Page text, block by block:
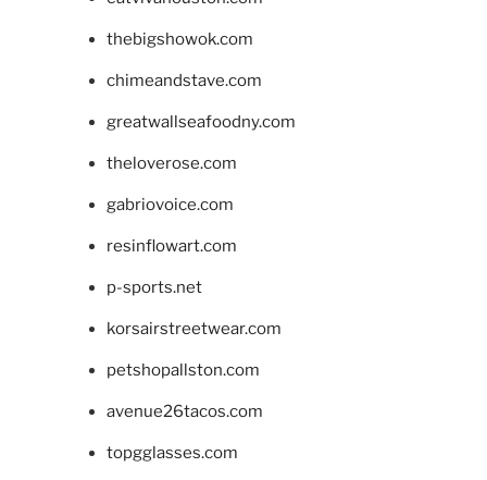
thebigshowok.com
chimeandstave.com
greatwallseafoodny.com
theloverose.com
gabriovoice.com
resinflowart.com
p-sports.net
korsairstreetwear.com
petshopallston.com
avenue26tacos.com
topgglasses.com